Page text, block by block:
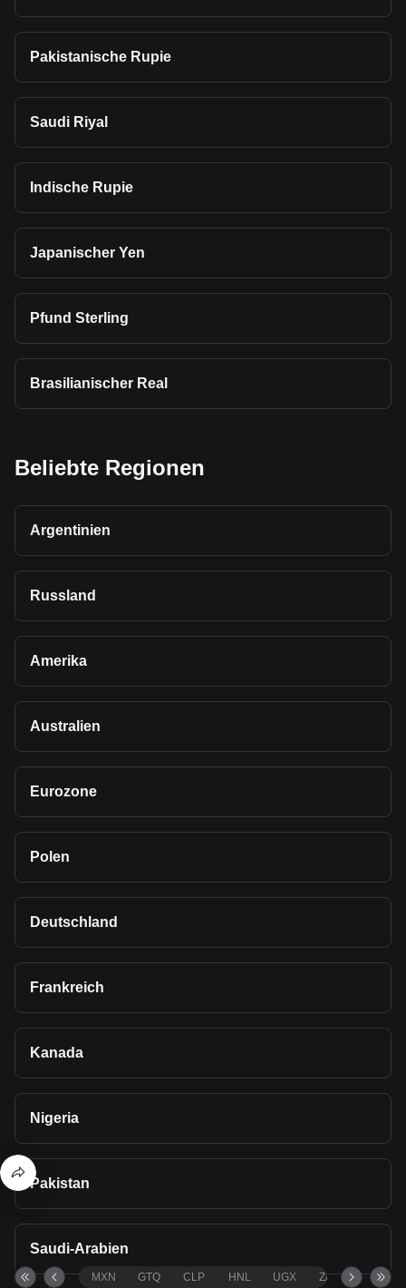
Pakistanische Rupie
Saudi Riyal
Indische Rupie
Japanischer Yen
Pfund Sterling
Brasilianischer Real
Beliebte Regionen
Argentinien
Russland
Amerika
Australien
Eurozone
Polen
Deutschland
Frankreich
Kanada
Nigeria
Pakistan
Saudi-Arabien
MXN GTQ CLP HNL UGX ZAR TND